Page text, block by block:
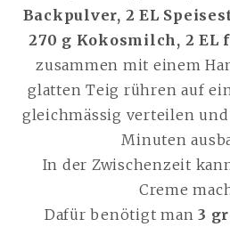
Backpulver, 2 EL
270 g Kokosmilch, 2 EL
zusammen mit einem
glatten Teig rühren auf
gleichmässig verteilen
Minuten
In der Zwischenzeit
Creme
Dafür benötigt man 3